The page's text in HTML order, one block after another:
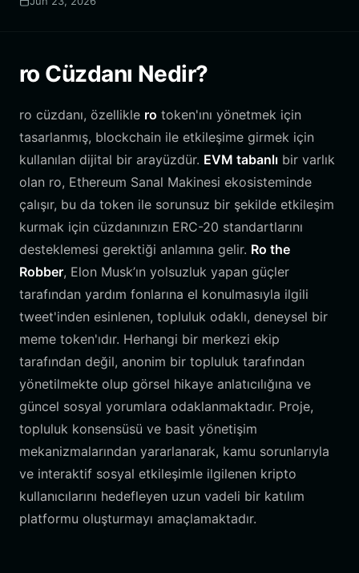
ro Cüzdanı Nedir?
ro cüzdanı, özellikle ro token'ını yönetmek için
tasarlanmış, blockchain ile etkileşime girmek için
kullanılan dijital bir arayüzdür. EVM tabanlı bir varlık
olan ro, Ethereum Sanal Makinesi ekosisteminde
çalışır, bu da token ile sorunsuz bir şekilde etkileşim
kurmak için cüzdanınızın ERC-20 standartlarını
desteklemesi gerektiği anlamına gelir. Ro the
Robber, Elon Musk’ın yolsuzluk yapan güçler
tarafından yardım fonlarına el konulmasıyla ilgili
tweet'inden esinlenen, topluluk odaklı, deneysel bir
meme token'ıdır. Herhangi bir merkezi ekip
tarafından değil, anonim bir topluluk tarafından
yönetilmekte olup görsel hikaye anlatıcılığına ve
güncel sosyal yorumlara odaklanmaktadır. Proje,
topluluk konsensüsü ve basit yönetişim
mekanizmalarından yararlanarak, kamu sorunlarıyla
ve interaktif sosyal etkileşimle ilgilenen kripto
kullanıcılarını hedefleyen uzun vadeli bir katılım
platformu oluşturmayı amaçlamaktadır.